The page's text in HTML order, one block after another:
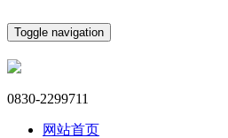
Toggle navigation
0830-2299711
网站首页